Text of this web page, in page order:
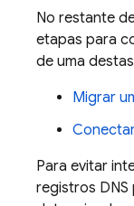
No restante
etapas para
de uma
Migrar
Para evitar
registros DNS